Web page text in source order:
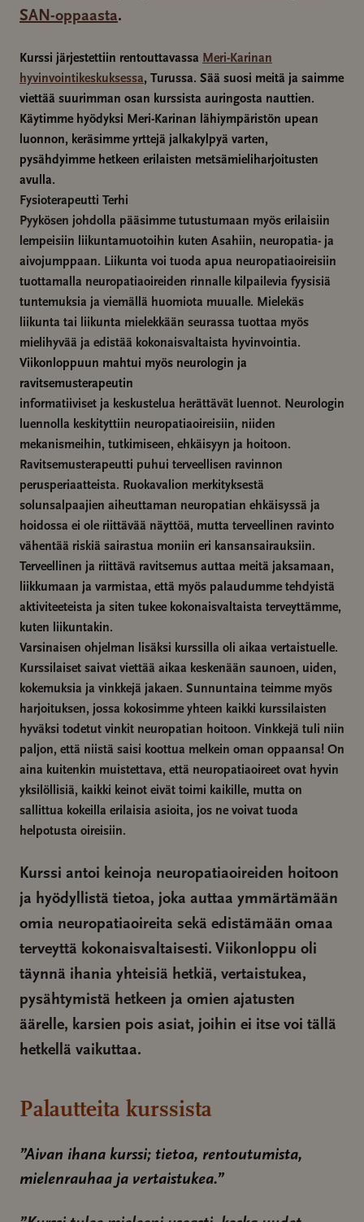
SAN-oppaasta.
Kurssi järjestettiin rentouttavassa Meri-Karinan
hyvinvointikeskuksessa, Turussa. Sää suosi meitä ja saimme
viettää suurimman osan kurssista auringosta nauttien.
Käytimme hyödyksi Meri-Karinan lähiympäristön upean
luonnon, keräsimme yrttejä jalkakylpyä varten,
pysähdyimme hetkeen erilaisten metsämieliharjoitusten
avulla.
Fysioterapeutti Terhi
Pyykösen johdolla pääsimme tutustumaan myös erilaisiin
lempeisiin liikuntamuotoihin kuten Asahiin, neuropatia- ja
aivojumppaan. Liikunta voi tuoda apua neuropatiaoireisiin
tuottamalla neuropatiaoireiden rinnalle kilpailevia fyysisiä
tuntemuksia ja viemällä huomiota muualle. Mielekäs
liikunta tai liikunta mielekkään seurassa tuottaa myös
mielihyvää ja edistää kokonaisvaltaista hyvinvointia.
Viikonloppuun mahtui myös neurologin ja
ravitsemusterapeutin
informatiiviset ja keskustelua herättävät luennot. Neurologin
luennolla keskityttiin neuropatiaoireisiin, niiden
mekanismeihin, tutkimiseen, ehkäisyyn ja hoitoon.
Ravitsemusterapeutti puhui terveellisen ravinnon
perusperiaatteista. Ruokavalion merkityksestä
solunsalpaajien aiheuttaman neuropatian ehkäisyssä ja
hoidossa ei ole riittävää näyttöä, mutta terveellinen ravinto
vähentää riskiä sairastua moniin eri kansansairauksiin.
Terveellinen ja riittävä ravitsemus auttaa meitä jaksamaan,
liikkumaan ja varmistaa, että myös palaudumme tehdyistä
aktiviteeteista ja siten tukee kokonaisvaltaista terveyttämme,
kuten liikuntakin.
Varsinaisen ohjelman lisäksi kurssilla oli aikaa vertaistuelle.
Kurssilaiset saivat viettää aikaa keskenään saunoen, uiden,
kokemuksia ja vinkkejä jakaen. Sunnuntaina teimme myös
harjoituksen, jossa kokosimme yhteen kaikki kurssilaisten
hyväksi todetut vinkit neuropatian hoitoon. Vinkkejä tuli niin
paljon, että niistä saisi koottua melkein oman oppaansa! On
aina kuitenkin muistettava, että neuropatiaoireet ovat hyvin
yksilöllisiä, kaikki keinot eivät toimi kaikille, mutta on
sallittua kokeilla erilaisia asioita, jos ne voivat tuoda
helpotusta oireisiin.
Kurssi antoi keinoja neuropatiaoireiden hoitoon
ja hyödyllistä tietoa, joka auttaa ymmärtämään
omia neuropatiaoireita sekä edistämään omaa
terveyttä kokonaisvaltaisesti. Viikonloppu oli
täynnä ihania yhteisiä hetkiä, vertaistukea,
pysähtymistä hetkeen ja omien ajatusten
äärelle, karsien pois asiat, joihin ei itse voi tällä
hetkellä vaikuttaa.
Palautteita kurssista
”Aivan ihana kurssi; tietoa, rentoutumista,
mielenrauhaa ja vertaistukea.”